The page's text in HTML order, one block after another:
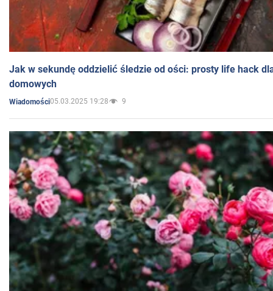
Jak w sekundę oddzielić śledzie od ości: prosty life hack
domowych
Wiadomości05.03.2025 19:28 9